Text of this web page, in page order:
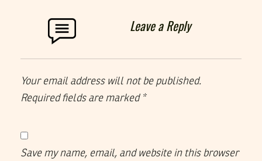
Leave a Reply
Your email address will not be published.
Required fields are marked *
Save my name, email, and website in this browser